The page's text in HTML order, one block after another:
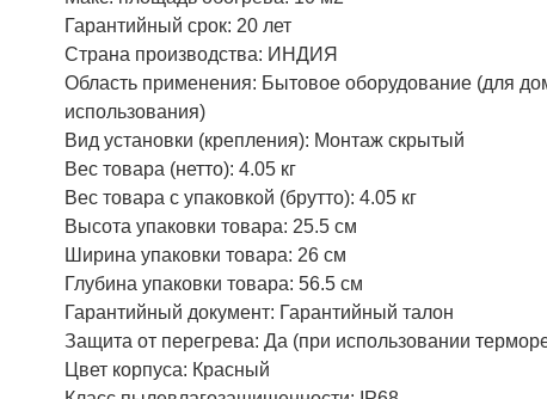
Гарантийный срок: 20 лет
Страна производства: ИНДИЯ
Область применения: Бытовое оборудование (для
использования)
Вид установки (крепления): Монтаж скрытый
Вес товара (нетто): 4.05 кг
Вес товара с упаковкой (брутто): 4.05 кг
Высота упаковки товара: 25.5 см
Ширина упаковки товара: 26 см
Глубина упаковки товара: 56.5 см
Гарантийный документ: Гарантийный талон
Защита от перегрева: Да (при использовании
Цвет корпуса: Красный